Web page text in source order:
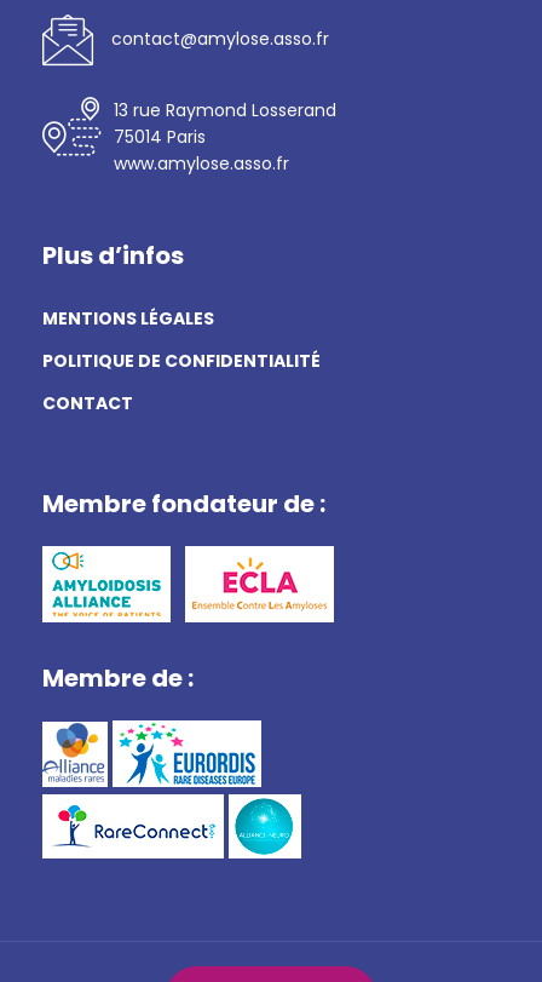
contact@amylose.asso.fr
13 rue Raymond Losserand
75014 Paris
www.amylose.asso.fr
Plus d’infos
MENTIONS LÉGALES
POLITIQUE DE CONFIDENTIALITÉ
CONTACT
Membre fondateur de :
Membre de :